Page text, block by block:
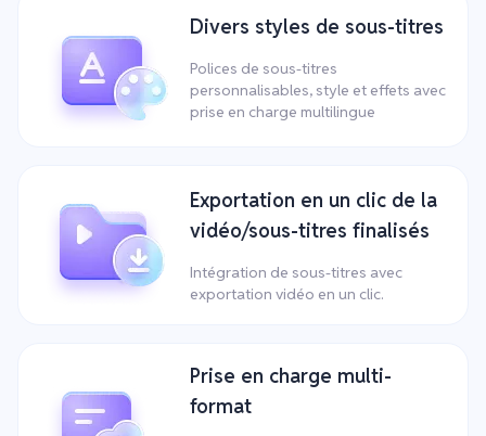
Divers styles de sous-titres
Polices de sous-titres
personnalisables, style et effets avec
prise en charge multilingue
Exportation en un clic de la
vidéo/sous-titres finalisés
Intégration de sous-titres avec
exportation vidéo en un clic.
Prise en charge multi-
format